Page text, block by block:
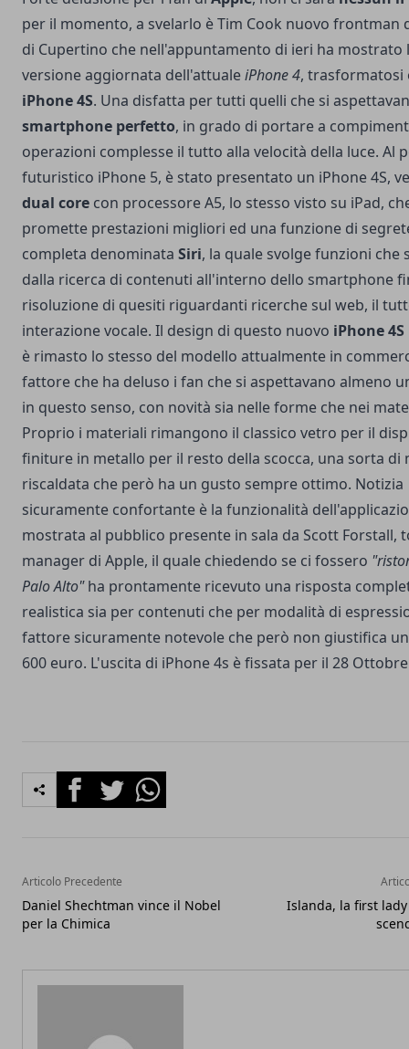
per il momento, a svelarlo è Tim Cook nuovo frontman
di Cupertino che nell'appuntamento di ieri ha mostrato
versione aggiornata dell'attualeiPhone 4, trasformatosi
iPhone 4S. Una disfatta per tutti quelli che si
smartphone perfetto, in grado di portare a
operazioni complesse il tutto alla velocità della luce. Al
futuristico iPhone 5, è stato presentato un iPhone 4S,
dual core con processore A5, lo stesso visto su iPad,
promette prestazioni migliori ed una funzione di
completa denominata Siri, la quale svolge funzioni che
dalla ricerca di contenuti all'interno dello smartphone
risoluzione di quesiti riguardanti ricerche sul web, il
interazione vocale. Il design di questo nuovo iPhone
è rimasto lo stesso del modello attualmente in
fattore che ha deluso i fan che si aspettavano almeno
in questo senso, con novità sia nelle forme che nei
Proprio i materiali rimangono il classico vetro per il
finiture in metallo per il resto della scocca, una sorta di
riscaldata che però ha un gusto sempre ottimo. Notizia
sicuramente confortante è la funzionalità
mostrata al pubblico presente in sala da Scott Forstall,
manager di Apple, il quale chiedendo se ci fossero
Palo Alto"ha prontamente ricevuto una risposta
realistica sia per contenuti che per modalità di
fattore sicuramente notevole che però non giustifica
600 euro. L'uscita di iPhone 4s è fissata per il 28
FacebookTwitterWhatsapp
Articolo Precedente
Daniel Shechtman vince il Nobel
per la Chimica
Islanda, la first